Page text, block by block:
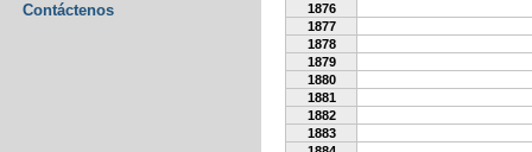
Contáctenos
1876
1877
1878
1879
1880
1881
1882
1883